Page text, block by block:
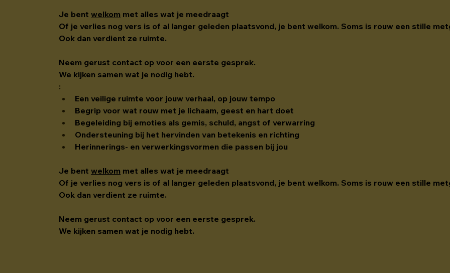
Je bent welkom met alles wat je meedraagt
Of je verlies nog vers is of al langer geleden plaatsvond, je bent welkom. Soms is rouw een stille
Ook dan verdient ze ruimte.
Neem gerust contact op voor een eerste gesprek.
We kijken samen wat je nodig hebt.
:
Een veilige ruimte voor jouw verhaal, op jouw tempo
Begrip voor wat rouw met je lichaam, geest en hart doet
Begeleiding bij emoties als gemis, schuld, angst of verwarring
Ondersteuning bij het hervinden van betekenis en richting
Herinnerings- en verwerkingsvormen die passen bij jou
Je bent welkom met alles wat je meedraagt
Of je verlies nog vers is of al langer geleden plaatsvond, je bent welkom. Soms is rouw een stille
Ook dan verdient ze ruimte.
Neem gerust contact op voor een eerste gesprek.
We kijken samen wat je nodig hebt.